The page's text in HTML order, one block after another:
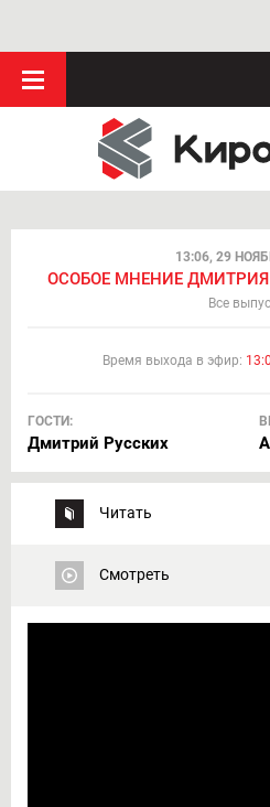
13:06, 29
ОСОБОЕ МНЕНИЕ ДМИТРИЯ
Все
Время выхода в эфир:
ГОСТИ:
Дмитрий Русских
Читать
Смотреть